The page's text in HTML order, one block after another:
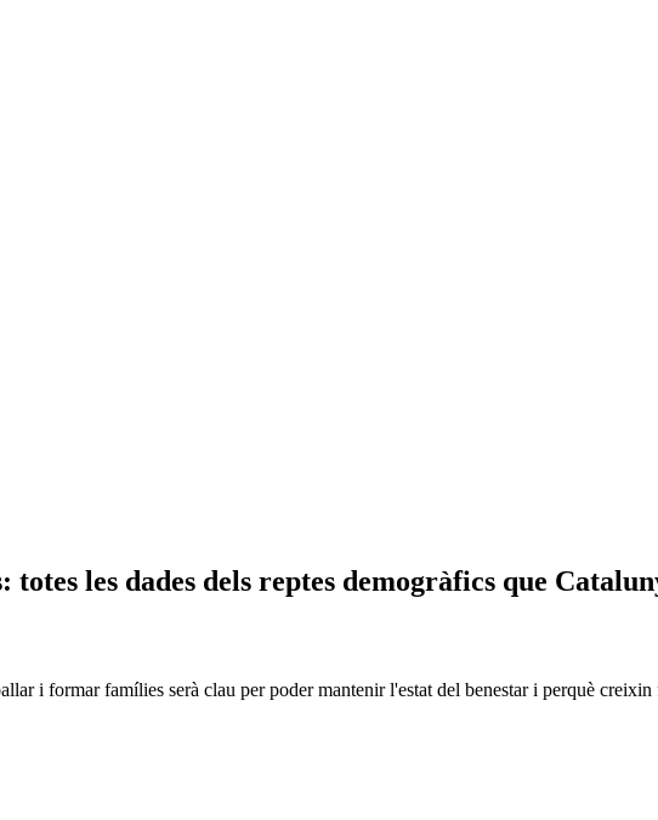
totes les dades dels reptes demogràfics que
i formar famílies serà clau per poder mantenir l'estat del benestar i perquè creixin